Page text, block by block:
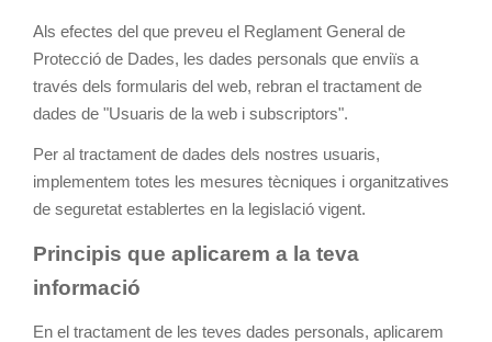
Als efectes del que preveu el Reglament General de
Protecció de Dades, les dades personals que enviïs a
través dels formularis del web, rebran el tractament de
dades de "Usuaris de la web i subscriptors".
Per al tractament de dades dels nostres usuaris,
implementem totes les mesures tècniques i organitzatives
de seguretat establertes en la legislació vigent.
Principis que aplicarem a la teva
informació
En el tractament de les teves dades personals, aplicarem